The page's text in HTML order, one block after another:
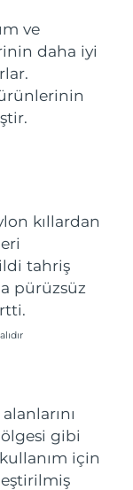
ve
daha iyi
ürünlerinin
kıllardan
tahriş
pürüzsüz
gibi
için
teslim tarihi
08/08/2026
teslim tarihi
13/08/2026
08/08/2026
teslim tarihi
teslim tarihi
10/08/2026
teslim tarihi
08/08/2026